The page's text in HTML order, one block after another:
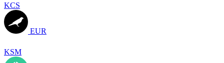
KCS
EUR
KSM